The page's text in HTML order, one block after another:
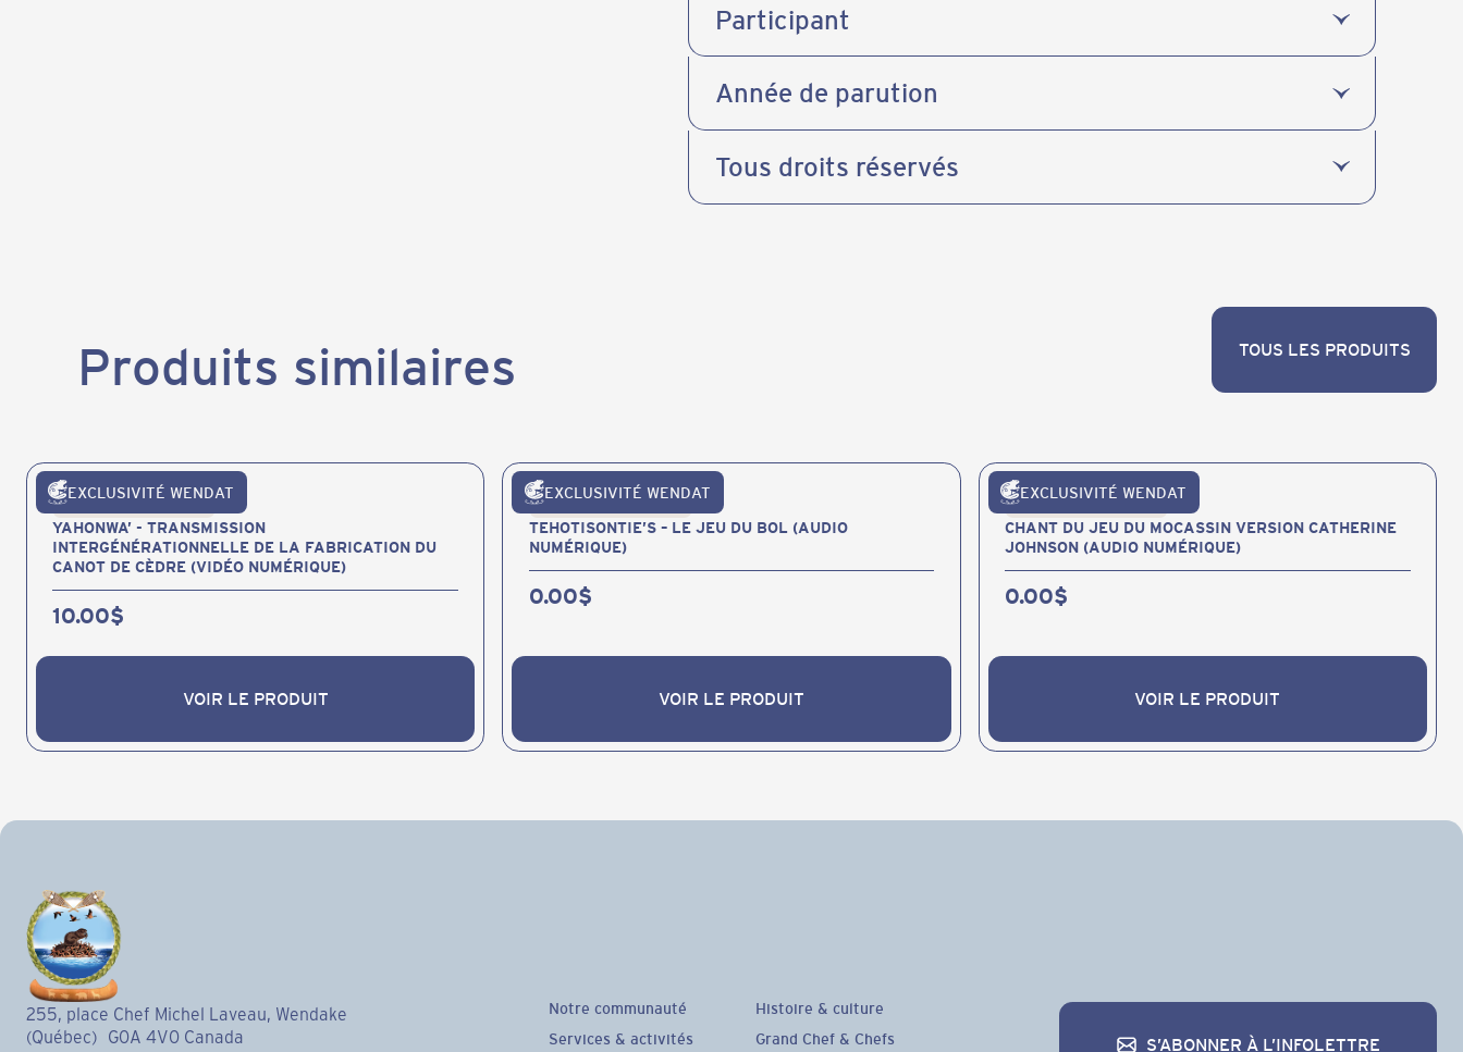
Participant
Année de parution
Tous droits réservés
Produits similaires TOUS LES PRODUITS
TOUS LES PRODUITS
EXCLUSIVITÉ WENDAT
Publications et produits
YAHONWA’ - TRANSMISSION
INTERGÉNÉRATIONNELLE DE LA FABRICATION DU
CANOT DE CÈDRE (VIDÉO NUMÉRIQUE)
10.00$
VOIR LE PRODUIT
VOIR LE PRODUIT
EXCLUSIVITÉ WENDAT
Publications et produits
TEHOTISONTIE’S – LE JEU DU BOL (AUDIO
NUMÉRIQUE)
0.00$
VOIR LE PRODUIT
VOIR LE PRODUIT
EXCLUSIVITÉ WENDAT
Publications et produits
CHANT DU JEU DU MOCASSIN VERSION CATHERINE
JOHNSON (AUDIO NUMÉRIQUE)
0.00$
VOIR LE PRODUIT
VOIR LE PRODUIT
255, place Chef Michel Laveau, Wendake
(Québec) G0A 4V0 Canada
Notre communauté
Services & activités
Histoire & culture
Grand Chef & Chefs
S’ABONNER À L’INFOLETTRE